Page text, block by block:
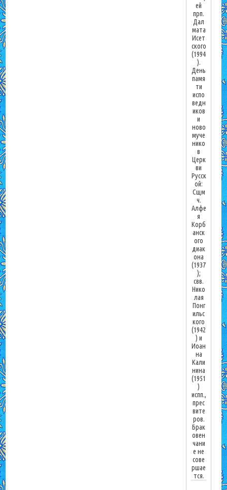
ей
прп.
Дал
мата
Исет
ского
(1994
).
День
памя
ти
испо
ведн
иков
и
ново
муче
нико
в
Церк
ви
Русск
ой:
Сщм
ч.
Алфе
я
Корб
анск
ого
диак
она
(1937
);
свв.
Нико
лая
Понг
ильс
кого
(1942
) и
Иоан
на
Кали
нина
(1951
)
испп.,
прес
вите
ров.
Брак
овен
чани
е не
сове
ршае
тся.